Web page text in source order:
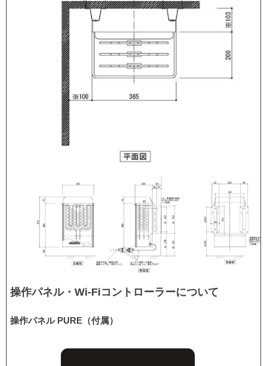
操作パネル・Wi-Fiコントローラーについて
操作パネル PURE（付属）